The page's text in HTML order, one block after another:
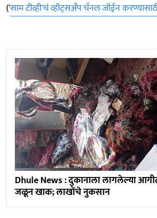
('साम टीव्ही'चं व्हॉट्सअँप चॅनल जॉईन
Dhule News : दुकानाला लागलेल्या
जळून खाक; लाखोंचे नुकसान